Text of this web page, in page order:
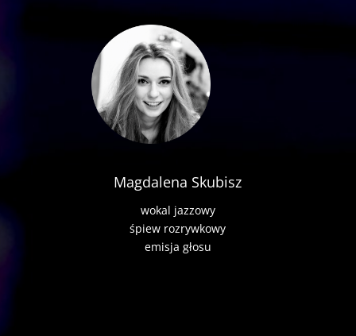
Magdalena Skubisz
wokal jazzowy
śpiew rozrywkowy
emisja głosu